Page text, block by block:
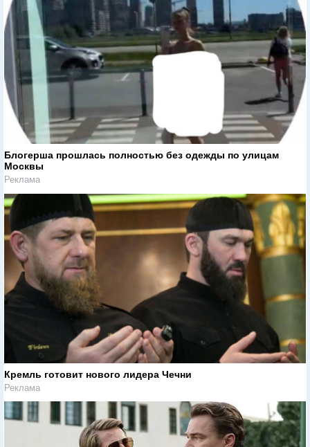
Блогерша прошлась полностью без одежды по улицам
Москвы
Реклама
Кремль готовит нового лидера Чечни
Реклама